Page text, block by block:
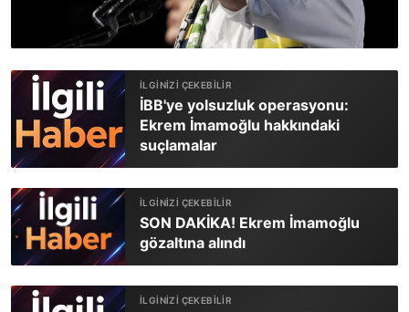
İBB'ye yolsuzluk operasyonu:
Ekrem İmamoğlu hakkındaki
suçlamalar
SON DAKİKA! Ekrem İmamoğlu
gözaltına alındı